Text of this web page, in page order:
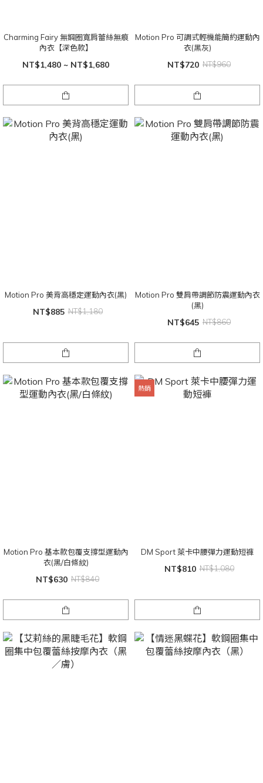
Charming Fairy 無鋼圈寬肩蕾絲無痕
內衣【深色款】
NT$1,480 ~ NT$1,680
Motion Pro 可調式輕機能簡約運動內
衣(黑灰)
NT$720 NT$960
Motion Pro 美背高穩定運動內衣(黑)
NT$885 NT$1,180
Motion Pro 雙肩帶調節防震運動內衣
(黑)
NT$645 NT$860
Motion Pro 基本款包覆支撐型運動內
衣(黑/白條紋)
NT$630 NT$840
熱銷
DM Sport 萊卡中腰彈力運動短褲
NT$810 NT$1,080